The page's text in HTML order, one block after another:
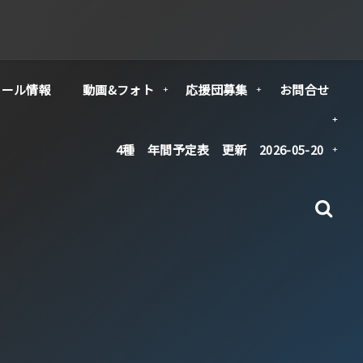
ル情報 動画&フォト 応援団募集 お問合せ
4種 年間予定表 更新 2026-05-20